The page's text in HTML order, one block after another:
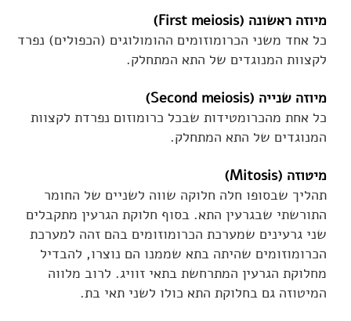
מיוזה ראשונה (First meiosis)
כל אחד משני הכרומוזומים ההומולוגים (הכפולים) נפרד
לקצוות המנוגדים של התא המתחלק.
מיוזה שנייה (Second meiosis)
כל אחת מהכרומטידות שבכל כרומוזום נפרדת לקצוות
המנוגדים של התא המתחלק.
מיטוזה (Mitosis)
תהליך שבסופו חלה חלוקה שווה לשניים של החומר
התורשתי שבגרעין התא. בסוף חלוקת הגרעין מתקבלים
שני גרעינים שמערכת הכרומוזומים בהם זהה למערכת
הכרומוזומים שהיתה בתא שממנו הם נוצרו, להבדיל
מחלוקת הגרעין המתרחשת בתאי זוויג. לרוב מלווה
המיטוזה גם בחלוקת התא כולו לשני תאי בת.